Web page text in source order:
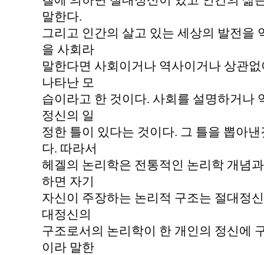
말한다.
그리고 인간의 살고 있는 세상의 발전을
을 사회라
말한다면 사회이거나 역사이거나 상관
나타난 모
습이라고 한 것이다. 사회를 설명하거나
정신의 일
정한 틀이 있다는 것이다. 그 틀을 뽑아
다. 따라서
헤겔의 논리학은 전통적인 논리학 개념
하면 자기
자신이 주장하는 논리적 구조는 절대정
대정신의
구조로서의 논리학이 한 개인의 정신에
이라 말한